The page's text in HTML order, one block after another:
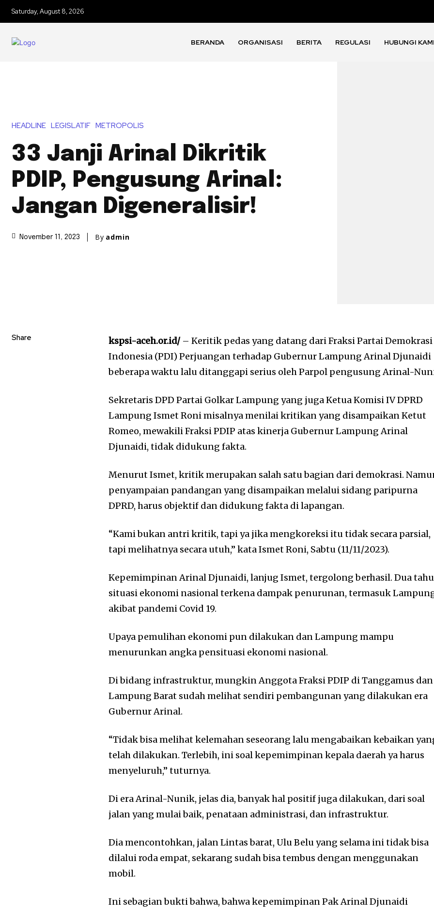
Saturday, August 8, 2026
BERANDA ORGANISASI BERITA REGULASI HUBUNGI
HEADLINE LEGISLATIF METROPOLIS
33 Janji Arinal Dikritik
PDIP, Pengusung Arinal:
Jangan Digeneralisir!
November 11, 2023 By admin
Share kspsi-aceh.or.id/– Keritik pedas yang datang dari Fraksi Partai Demokrasi
Indonesia (PDI) Perjuangan terhadap Gubernur Lampung Arinal Djunaidi
beberapa waktu lalu ditanggapi serius oleh Parpol pengusung Arinal-
Sekretaris DPD Partai Golkar Lampung yang juga Ketua Komisi IV DPRD
Lampung Ismet Roni misalnya menilai kritikan yang disampaikan Ketut
Romeo, mewakili Fraksi PDIP atas kinerja Gubernur Lampung Arinal
Djunaidi, tidak didukung fakta.
Menurut Ismet, kritik merupakan salah satu bagian dari demokrasi.
penyampaian pandangan yang disampaikan melalui sidang paripurna
DPRD, harus objektif dan didukung fakta di lapangan.
“Kami bukan antri kritik, tapi ya jika mengkoreksi itu tidak secara parsial,
tapi melihatnya secara utuh,” kata Ismet Roni, Sabtu (11/11/2023).
Kepemimpinan Arinal Djunaidi, lanjug Ismet, tergolong berhasil. Dua
situasi ekonomi nasional terkena dampak penurunan, termasuk
akibat pandemi Covid 19.
Upaya pemulihan ekonomi pun dilakukan dan Lampung mampu
menurunkan angka pensituasi ekonomi nasional.
Di bidang infrastruktur, mungkin Anggota Fraksi PDIP di Tanggamus dan
Lampung Barat sudah melihat sendiri pembangunan yang dilakukan era
Gubernur Arinal.
“Tidak bisa melihat kelemahan seseorang lalu mengabaikan kebaikan
telah dilakukan. Terlebih, ini soal kepemimpinan kepala daerah ya harus
menyeluruh,” tuturnya.
Di era Arinal-Nunik, jelas dia, banyak hal positif juga dilakukan, dari soal
jalan yang mulai baik, penataan administrasi, dan infrastruktur.
Dia mencontohkan, jalan Lintas barat, Ulu Belu yang selama ini tidak bisa
dilalui roda empat, sekarang sudah bisa tembus dengan menggunakan
mobil.
Ini sebagian bukti bahwa, bahwa kepemimpinan Pak Arinal Djunaidi